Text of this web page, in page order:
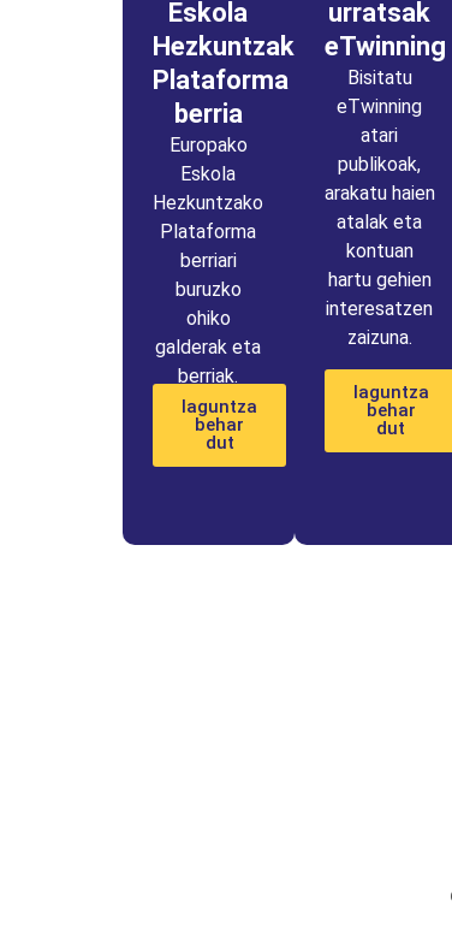
Eskola
Hezkuntzako
Plataforma
berria
Europako
Eskola
Hezkuntzako
Plataforma
berriari
buruzko
ohiko
galderak eta
berriak.
laguntza
behar
dut
urratsak
eTwinning
Bisitatu
eTwinning
atari
publikoak,
arakatu haien
atalak eta
kontuan
hartu gehien
interesatzen
zaizuna.
laguntza
behar
dut